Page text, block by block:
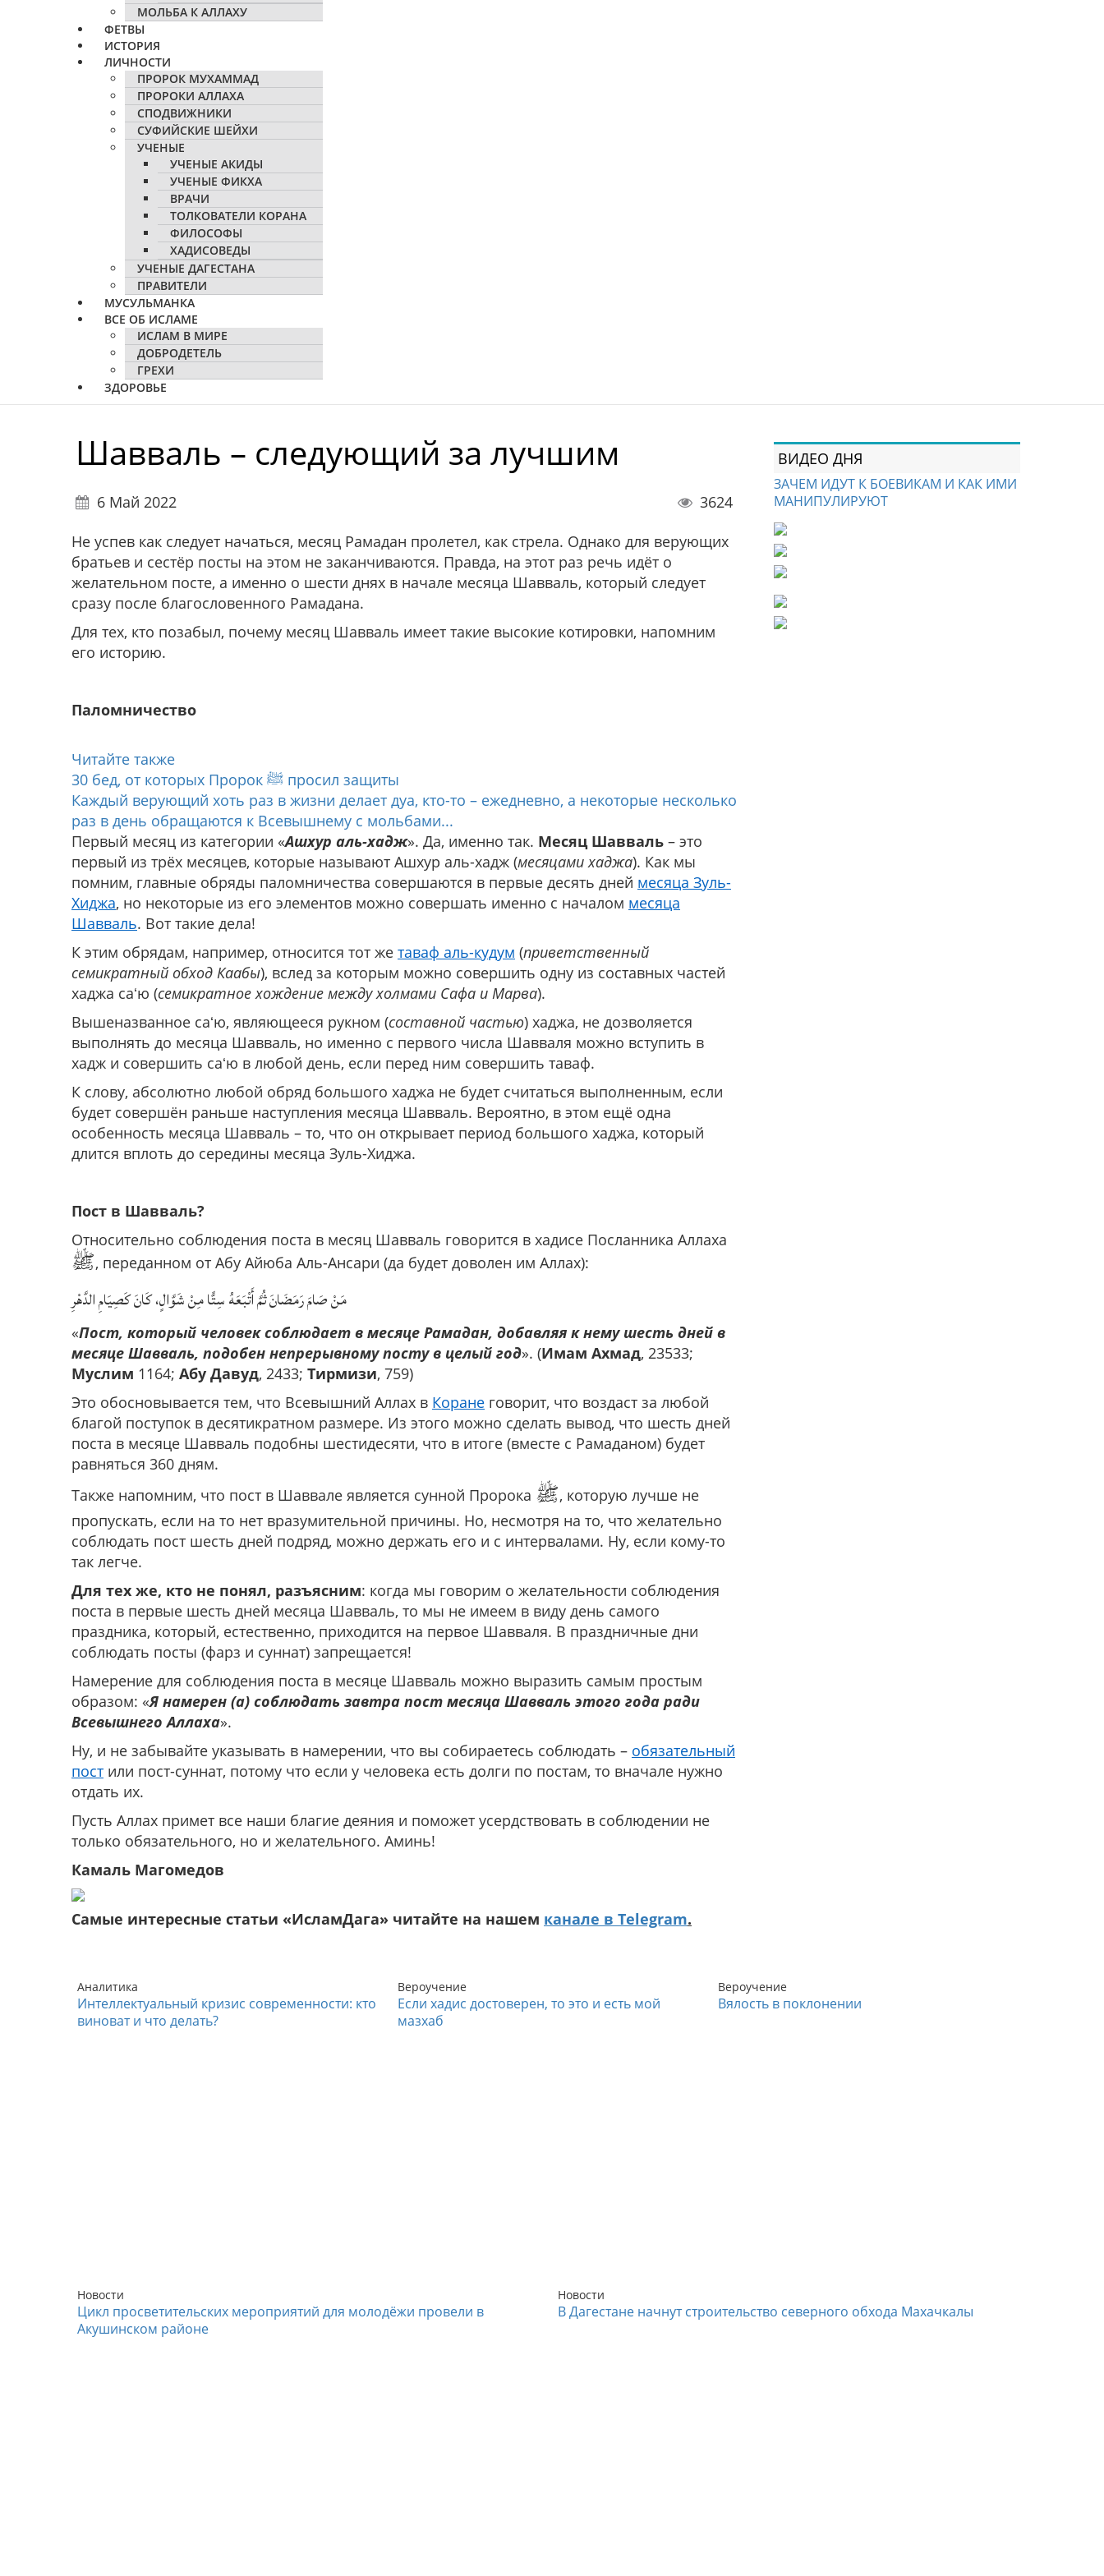
МОЛЬБА К АЛЛАХУ
ФЕТВЫ
ИСТОРИЯ
ЛИЧНОСТИ
ПРОРОК МУХАММАД
ПРОРОКИ АЛЛАХА
СПОДВИЖНИКИ
СУФИЙСКИЕ ШЕЙХИ
УЧЕНЫЕ
УЧЕНЫЕ АКИДЫ
УЧЕНЫЕ ФИКХА
ВРАЧИ
ТОЛКОВАТЕЛИ КОРАНА
ФИЛОСОФЫ
ХАДИСОВЕДЫ
УЧЕНЫЕ ДАГЕСТАНА
ПРАВИТЕЛИ
МУСУЛЬМАНКА
ВСЕ ОБ ИСЛАМЕ
ИСЛАМ В МИРЕ
ДОБРОДЕТЕЛЬ
ГРЕХИ
ЗДОРОВЬЕ
Шавваль – следующий за лучшим
6 Май 2022
3624
Не успев как следует начаться, месяц Рамадан пролетел, как стрела. Однако для верующих
братьев и сестёр посты на этом не заканчиваются. Правда, на этот раз речь идёт о
желательном посте, а именно о шести днях в начале месяца Шавваль, который следует
сразу после благословенного Рамадана.
Для тех, кто позабыл, почему месяц Шавваль имеет такие высокие котировки, напомним
его историю.
Паломничество
Читайте также
30 бед, от которых Пророк ﷺ просил защиты
Каждый верующий хоть раз в жизни делает дуа, кто-то – ежедневно, а некоторые несколько
раз в день обращаются к Всевышнему с мольбами...
Первый месяц из категории «Ашхур аль-хадж». Да, именно так. Месяц Шавваль – это
первый из трёх месяцев, которые называют Ашхур аль-хадж (месяцами хаджа). Как мы
помним, главные обряды паломничества совершаются в первые десять дней месяца Зуль-
Хиджа, но некоторые из его элементов можно совершать именно с началом месяца
Шавваль. Вот такие дела!
К этим обрядам, например, относится тот же таваф аль-кудум (приветственный
семикратный обход Каабы), вслед за которым можно совершить одну из составных частей
хаджа саʻю (семикратное хождение между холмами Сафа и Марва).
Вышеназванное саʻю, являющееся рукном (составной частью) хаджа, не дозволяется
выполнять до месяца Шавваль, но именно с первого числа Шавваля можно вступить в
хадж и совершить саʻю в любой день, если перед ним совершить таваф.
К слову, абсолютно любой обряд большого хаджа не будет считаться выполненным, если
будет совершён раньше наступления месяца Шавваль. Вероятно, в этом ещё одна
особенность месяца Шавваль – то, что он открывает период большого хаджа, который
длится вплоть до середины месяца Зуль-Хиджа.
Пост в Шавваль?
Относительно соблюдения поста в месяц Шавваль говорится в хадисе Посланника Аллаха
ﷺ, переданном от Абу Айюба Аль-Ансари (да будет доволен им Аллах):
مَنْ صَامَ رَمَضَانَ ثُمَّ أَتْبَعَهُ سِتًّا مِنْ شَوَّالٍ، كَانَ كَصِيَامِ الدَّهْرِ
«Пост, который человек соблюдает в месяце Рамадан, добавляя к нему шесть дней в
месяце Шавваль, подобен непрерывному посту в целый год». (Имам Ахмад, 23533;
Муслим 1164; Абу Давуд, 2433; Тирмизи, 759)
Это обосновывается тем, что Всевышний Аллах в Коране говорит, что воздаст за любой
благой поступок в десятикратном размере. Из этого можно сделать вывод, что шесть дней
поста в месяце Шавваль подобны шестидесяти, что в итоге (вместе с Рамаданом) будет
равняться 360 дням.
Также напомним, что пост в Шаввале является сунной Пророка ﷺ, которую лучше не
пропускать, если на то нет вразумительной причины. Но, несмотря на то, что желательно
соблюдать пост шесть дней подряд, можно держать его и с интервалами. Ну, если кому-то
так легче.
Для тех же, кто не понял, разъясним: когда мы говорим о желательности соблюдения
поста в первые шесть дней месяца Шавваль, то мы не имеем в виду день самого
праздника, который, естественно, приходится на первое Шавваля. В праздничные дни
соблюдать посты (фарз и суннат) запрещается!
Намерение для соблюдения поста в месяце Шавваль можно выразить самым простым
образом: «Я намерен (а) соблюдать завтра пост месяца Шавваль этого года ради
Всевышнего Аллаха».
Ну, и не забывайте указывать в намерении, что вы собираетесь соблюдать – обязательный
пост или пост-суннат, потому что если у человека есть долги по постам, то вначале нужно
отдать их.
Пусть Аллах примет все наши благие деяния и поможет усердствовать в соблюдении не
только обязательного, но и желательного. Аминь!
Камаль Магомедов
Самые интересные статьи «ИсламДага» читайте на нашем канале в Telegram.
ВИДЕО ДНЯ
ЗАЧЕМ ИДУТ К БОЕВИКАМ И КАК ИМИ
МАНИПУЛИРУЮТ
Аналитика
Интеллектуальный кризис современности: кто
виноват и что делать?
Вероучение
Если хадис достоверен, то это и есть мой
мазхаб
Вероучение
Вялость в поклонении
Новости
Цикл просветительских мероприятий для молодёжи провели в
Акушинском районе
Новости
В Дагестане начнут строительство северного обхода Махачкалы